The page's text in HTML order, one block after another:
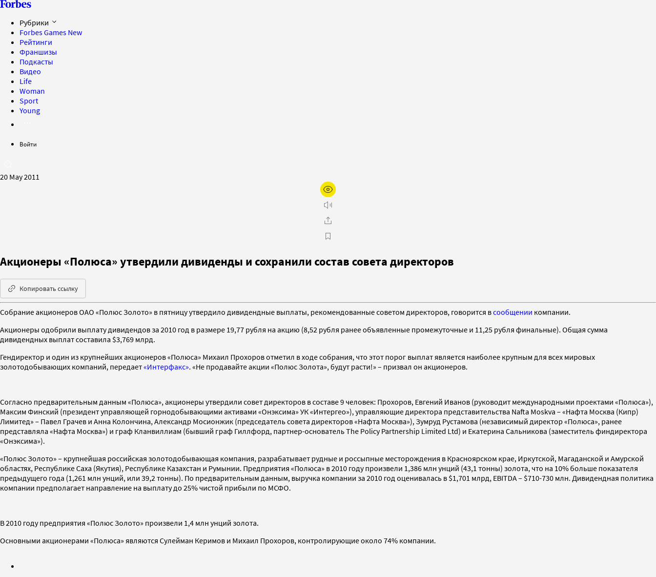
Рубрики
Forbes Games New
Рейтинги
Франшизы
Подкасты
Видео
Life
Woman
Sport
Young
Войти
20 May 2011
Акционеры «Полюса» утвердили дивиденды и сохранили состав совета директоров
Копировать ссылку
Собрание акционеров ОАО «Полюс Золото» в пятницу утвердило дивидендные выплаты, рекомендованные советом директоров, говорится всообщении компании.
Акционеры одобрили выплату дивидендов за 2010 год в размере 19,77 рубля на акцию (8,52 рубля ранее объявленные промежуточные и 11,25 рубля финальные). Общая сумма
дивидендных выплат составила $3,769 млрд.
Гендиректор и один из крупнейших акционеров «Полюса» Михаил Прохоров отметил в ходе собрания, что этот порог выплат является наиболее крупным для всех мировых
золотодобывающих компаний, передает«Интерфакс». «Не продавайте акции «Полюс Золота», будут расти!» – призвал он акционеров.
Согласно предварительным данным «Полюса», акционеры утвердили совет директоров в составе 9 человек: Прохоров, Евгений Иванов (руководит международными проектами «Полюса»),
Максим Финский (президент управляющей горнодобывающими активами «Онэксима» УК «Интергео»), управляющие директора представительства Nafta Moskva – «Нафта Москва (Кипр)
Лимитед» – Павел Грачев и Анна Колончина, Александр Мосионжик (председатель совета директоров «Нафта Москва»), Зумруд Рустамова (независимый директор «Полюса», ранее
представляла «Нафта Москва») и граф Кланвиллиам (бывший граф Гиллфорд, партнер-основатель The Policy Partnership Limited Ltd) и Екатерина Сальникова (заместитель финдиректора
«Онэксима»).
«Полюс Золото» – крупнейшая российская золотодобывающая компания, разрабатывает рудные и россыпные месторождения в Красноярском крае, Иркутской, Магаданской и Амурской
областях, Республике Саха (Якутия), Республике Казахстан и Румынии. Предприятия «Полюса» в 2010 году произвели 1,386 млн унций (43,1 тонны) золота, что на 10% больше показателя
предыдущего года (1,261 млн унций, или 39,2 тонны). По предварительным данным, выручка компании за 2010 год оценивалась в $1,701 млрд, EBITDA – $710-730 млн. Дивидендная политика
компании предполагает направление на выплату до 25% чистой прибыли по МСФО.
В 2010 году предприятия «Полюс Золото» произвели 1,4 млн унций золота.
Основными акционерами «Полюса» являются Сулейман Керимов и Михаил Прохоров, контролирующие около 74% компании.